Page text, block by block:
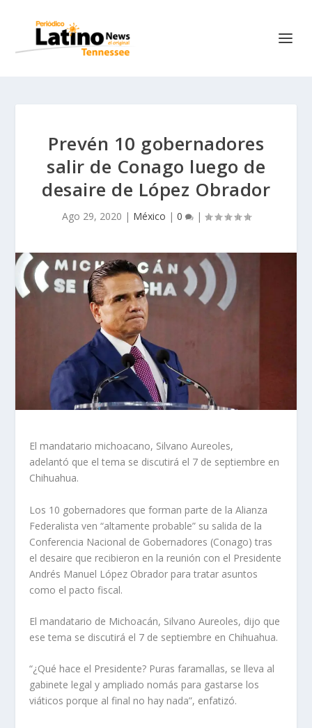
Prevén 10 gobernadores
salir de Conago luego de
desaire de López Obrador
Ago 29, 2020 | México | 0 |
El mandatario michoacano, Silvano Aureoles,
adelantó que el tema se discutirá el 7 de septiembre en
Chihuahua.
Los 10 gobernadores que forman parte de la Alianza
Federalista ven “altamente probable” su salida de la
Conferencia Nacional de Gobernadores (Conago) tras
el desaire que recibieron en la reunión con el Presidente
Andrés Manuel López Obrador para tratar asuntos
como el pacto fiscal.
El mandatario de Michoacán, Silvano Aureoles, dijo que
ese tema se discutirá el 7 de septiembre en Chihuahua.
“¿Qué hace el Presidente? Puras faramallas, se lleva al
gabinete legal y ampliado nomás para gastarse los
viáticos porque al final no hay nada”, enfatizó.